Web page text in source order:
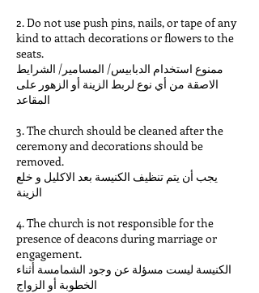
2. Do not use push pins, nails, or tape of any
kind to attach decorations or flowers to the
seats.
ممنوع استخدام الدبابيس/ المسامير/ الشرايط
الاصقة من أي نوع لربط الزينة أو الزهور على
المقاعد
3. The church should be cleaned after the
ceremony and decorations should be
removed.
يجب أن يتم تنظيف الكنيسة بعد الاكليل و خلع
الزينة
4. The church is not responsible for the
presence of deacons during marriage or
engagement.
الكنيسة ليست مسؤلة عن وجود الشمامسة أثناء
الخطوبة أو الزواج